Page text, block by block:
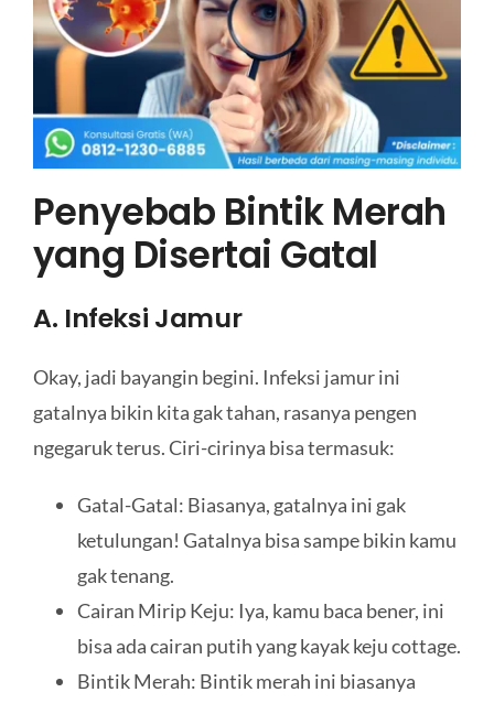
Penyebab Bintik Merah
yang Disertai Gatal
A. Infeksi Jamur
Okay, jadi bayangin begini. Infeksi jamur ini
gatalnya bikin kita gak tahan, rasanya pengen
ngegaruk terus. Ciri-cirinya bisa termasuk:
Gatal-Gatal: Biasanya, gatalnya ini gak
ketulungan! Gatalnya bisa sampe bikin kamu
gak tenang.
Cairan Mirip Keju: Iya, kamu baca bener, ini
bisa ada cairan putih yang kayak keju cottage.
Bintik Merah: Bintik merah ini biasanya